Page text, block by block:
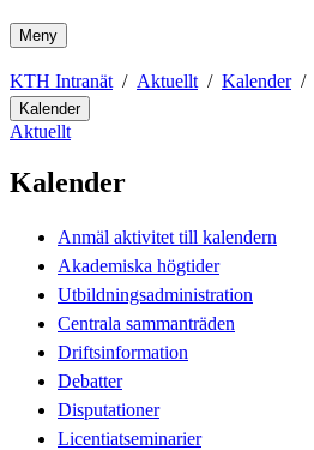
Meny
KTH Intranät Aktuellt Kalender
Kalender
Aktuellt
Kalender
Anmäl aktivitet till kalendern
Akademiska högtider
Utbildningsadministration
Centrala sammanträden
Driftsinformation
Debatter
Disputationer
Licentiatseminarier